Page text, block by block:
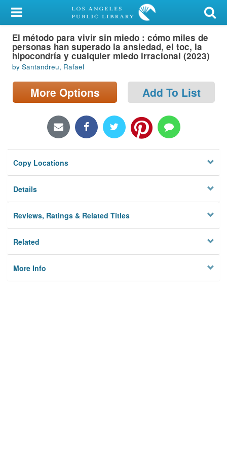
My Account
Library Card
Sign In
Search
Locations/Hours (external
Privacy
El método para vivir sin miedo : cómo miles de
personas han superado la ansiedad, el toc, la
hipocondría y cualquier miedo irracional (2023)
by Santandreu, Rafael
More Options Add To List
Copy Locations
Details
Reviews, Ratings & Related Titles
Related
More Info